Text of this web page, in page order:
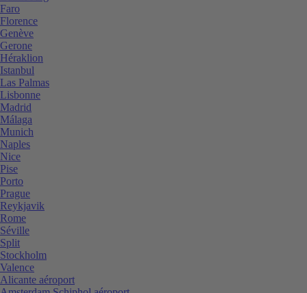
Faro
Florence
Genève
Gerone
Héraklion
Istanbul
Las Palmas
Lisbonne
Madrid
Málaga
Munich
Naples
Nice
Pise
Porto
Prague
Reykjavik
Rome
Séville
Split
Stockholm
Valence
Alicante aéroport